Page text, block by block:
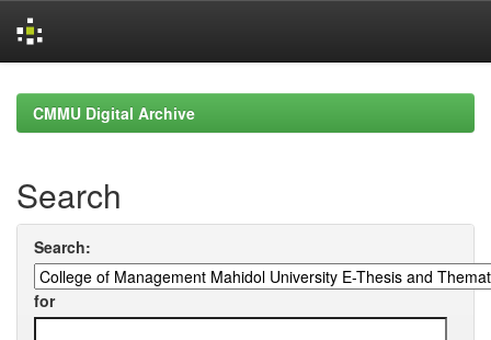
navigationCMMU Digital Archive
Search
Search:
for